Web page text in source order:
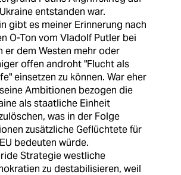
entstanden war.
gibt es meiner Erinnerung nach
O-Ton vom Vladolf Putler bei
er dem Westen mehr oder
offen androht "Flucht als
einsetzen zu können. War eher
Ambitionen bezogen die
als staatliche Einheit
was in der Folge
zusätzliche Geflüchtete für
bedeuten würde.
Strategie westliche
zu destabilisieren, weil